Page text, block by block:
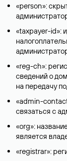
«person»:
«taxpayer-id»:
«reg-ch»:
сведений о
на передачу
«admin-
связаться с
«org»:
является
«registrar»: